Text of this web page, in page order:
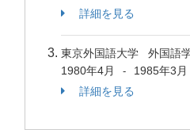
詳細を見る
東京外国語大学 外国語
1980年4月
-
1985年3月
詳細を見る